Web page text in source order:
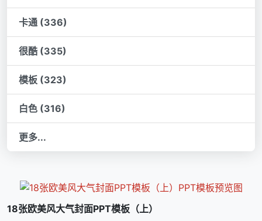
卡通 (336)
很酷 (335)
模板 (323)
白色 (316)
更多...
18张欧美风大气封面PPT模板（上）